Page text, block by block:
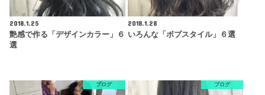
2018.1.25
艶感で作る「デザインカラー」６
選
2018.1.28
いろんな「ボブスタイル」６選
ブログ ブログ